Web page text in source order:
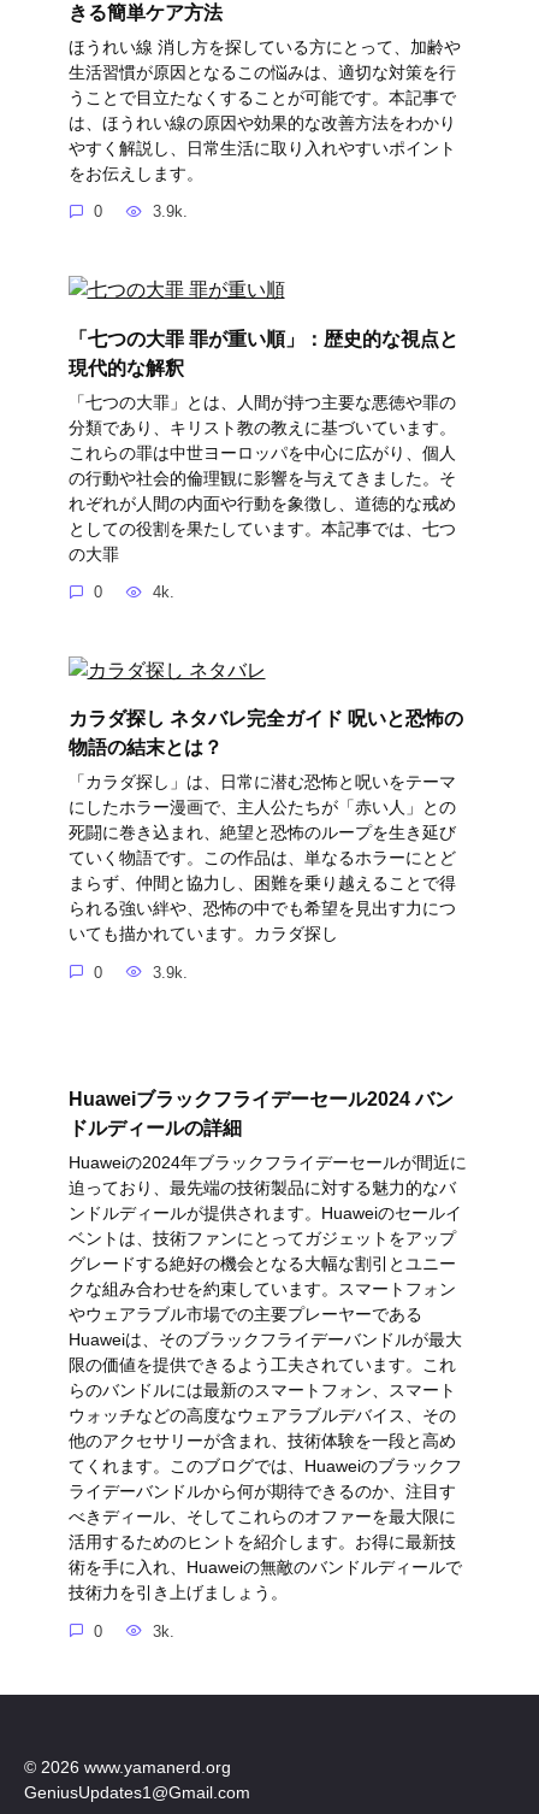
きる簡単ケア方法
ほうれい線 消し方を探している方にとって、加齢や
生活習慣が原因となるこの悩みは、適切な対策を行
うことで目立たなくすることが可能です。本記事で
は、ほうれい線の原因や効果的な改善方法をわかり
やすく解説し、日常生活に取り入れやすいポイント
をお伝えします。
0 3.9k.
「七つの大罪 罪が重い順」：歴史的な視点と
現代的な解釈
「七つの大罪」とは、人間が持つ主要な悪徳や罪の
分類であり、キリスト教の教えに基づいています。
これらの罪は中世ヨーロッパを中心に広がり、個人
の行動や社会的倫理観に影響を与えてきました。そ
れぞれが人間の内面や行動を象徴し、道徳的な戒め
としての役割を果たしています。本記事では、七つ
の大罪
0 4k.
カラダ探し ネタバレ完全ガイド 呪いと恐怖の
物語の結末とは？
「カラダ探し」は、日常に潜む恐怖と呪いをテーマ
にしたホラー漫画で、主人公たちが「赤い人」との
死闘に巻き込まれ、絶望と恐怖のループを生き延び
ていく物語です。この作品は、単なるホラーにとど
まらず、仲間と協力し、困難を乗り越えることで得
られる強い絆や、恐怖の中でも希望を見出す力につ
いても描かれています。カラダ探し
0 3.9k.
Huaweiブラックフライデーセール2024 バン
ドルディールの詳細
Huaweiの2024年ブラックフライデーセールが間近に
迫っており、最先端の技術製品に対する魅力的なバ
ンドルディールが提供されます。Huaweiのセールイ
ベントは、技術ファンにとってガジェットをアップ
グレードする絶好の機会となる大幅な割引とユニー
クな組み合わせを約束しています。スマートフォン
やウェアラブル市場での主要プレーヤーである
Huaweiは、そのブラックフライデーバンドルが最大
限の価値を提供できるよう工夫されています。これ
らのバンドルには最新のスマートフォン、スマート
ウォッチなどの高度なウェアラブルデバイス、その
他のアクセサリーが含まれ、技術体験を一段と高め
てくれます。このブログでは、Huaweiのブラックフ
ライデーバンドルから何が期待できるのか、注目す
べきディール、そしてこれらのオファーを最大限に
活用するためのヒントを紹介します。お得に最新技
術を手に入れ、Huaweiの無敵のバンドルディールで
技術力を引き上げましょう。
0 3k.
© 2026 www.yamanerd.org
GeniusUpdates1@Gmail.com